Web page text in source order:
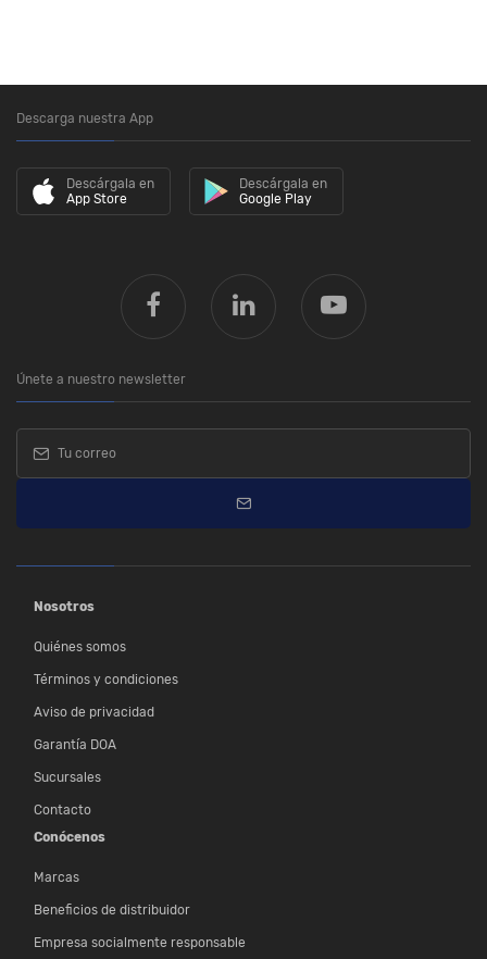
Descarga nuestra App
Descárgala en
App Store
Descárgala en
Google Play
Únete a nuestro newsletter
Nosotros
Quiénes somos
Términos y condiciones
Aviso de privacidad
Garantía DOA
Sucursales
Contacto
Conócenos
Marcas
Beneficios de distribuidor
Empresa socialmente responsable